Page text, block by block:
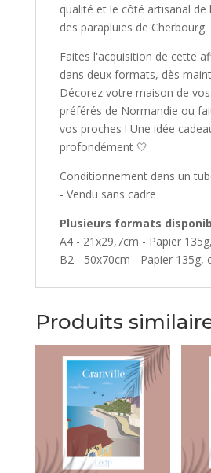
qualité et le côté artisanal de
des parapluies de Cherbourg.
Faites l'acquisition de cette
dans deux formats, dès
Décorez votre maison de
préférés de Normandie ou
vos proches ! Une idée
profondément 🤍
Conditionnement dans un
- Vendu sans cadre
Plusieurs formats
A4 - 21x29,7cm - Papier
B2 - 50x70cm - Papier 135g,
Produits